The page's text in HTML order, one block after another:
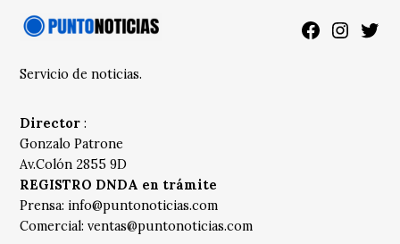
Facebook
Servicio de noticias.
Director :
Gonzalo Patrone
Av.Colón 2855 9D
REGISTRO DNDA en trámite
Prensa: info@puntonoticias.com
Comercial:ventas@puntonoticias.com